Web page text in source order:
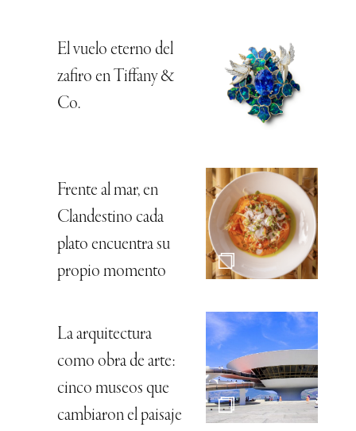
El vuelo eterno del
zafiro en Tiffany &
Co.
Frente al mar, en
Clandestino cada
plato encuentra su
propio momento
La arquitectura
como obra de arte:
cinco museos que
cambiaron el paisaje